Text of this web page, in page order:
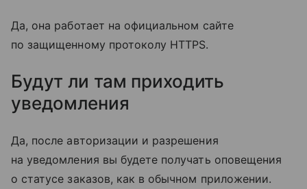
Да, она работает на официальном сайте
по защищенному протоколу HTTPS.
Будут ли там приходить
уведомления
Да, после авторизации и разрешения
на уведомления вы будете получать оповещения
о статусе заказов, как в обычном приложении.